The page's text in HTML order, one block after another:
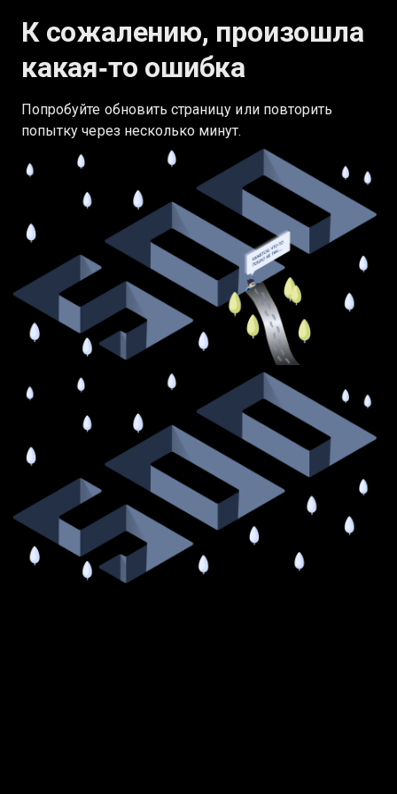
К сожалению, произошла
какая‑то ошибка
Попробуйте обновить страницу или повторить
попытку через несколько минут.